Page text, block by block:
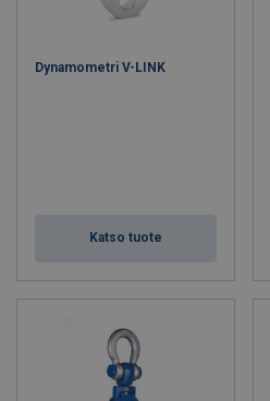
Dynamometri V-LINK
Katso tuote